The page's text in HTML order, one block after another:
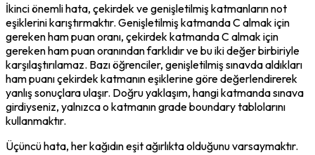
İkinci önemli hata, çekirdek ve genişletilmiş katmanların not
eşiklerini karıştırmaktır. Genişletilmiş katmanda C almak için
gereken ham puan oranı, çekirdek katmanda C almak için
gereken ham puan oranından farklıdır ve bu iki değer birbiriyle
karşılaştırılamaz. Bazı öğrenciler, genişletilmiş sınavda aldıkları
ham puanı çekirdek katmanın eşiklerine göre değerlendirerek
yanlış sonuçlara ulaşır. Doğru yaklaşım, hangi katmanda sınava
girdiyseniz, yalnızca o katmanın grade boundary tablolarını
kullanmaktır.
Üçüncü hata, her kağıdın eşit ağırlıkta olduğunu varsaymaktır.